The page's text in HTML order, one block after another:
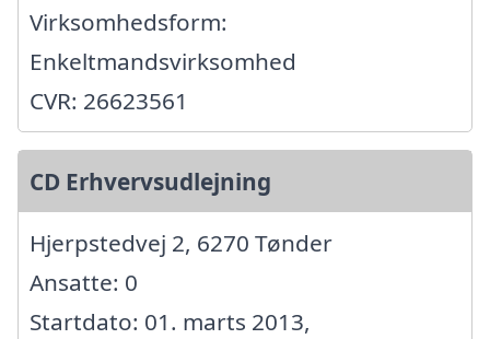
Virksomhedsform:
Enkeltmandsvirksomhed
CVR: 26623561
CD Erhvervsudlejning
Hjerpstedvej 2, 6270 Tønder
Ansatte: 0
Startdato: 01. marts 2013,